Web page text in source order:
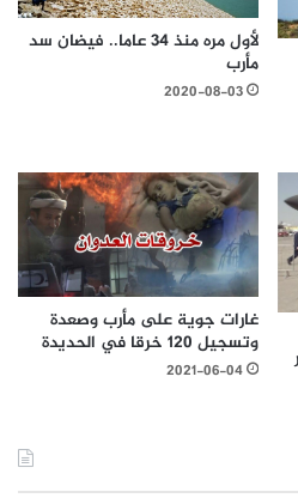
لأول مره منذ 34 عاما.. فيضان سد
مأرب
2020-08-03
غارات جوية على مأرب وصعدة
وتسجيل 120 خرقا في الحديدة
2021-06-04